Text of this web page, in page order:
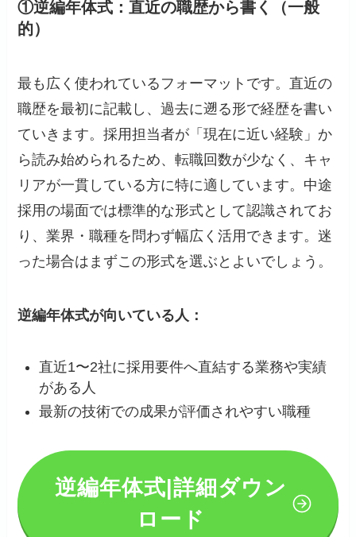
①逆編年体式：直近の職歴から書く（一般
的）
最も広く使われているフォーマットです。直近の
職歴を最初に記載し、過去に遡る形で経歴を書い
ていきます。採用担当者が「現在に近い経験」か
ら読み始められるため、転職回数が少なく、キャ
リアが一貫している方に特に適しています。中途
採用の場面では標準的な形式として認識されてお
り、業界・職種を問わず幅広く活用できます。迷
った場合はまずこの形式を選ぶとよいでしょう。
逆編年体式が向いている人：
直近1〜2社に採用要件へ直結する業務や実績
がある人
最新の技術での成果が評価されやすい職種
逆編年体式|詳細ダウン
ロード